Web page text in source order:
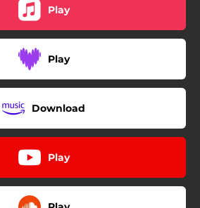
Play
Play
Download
Play